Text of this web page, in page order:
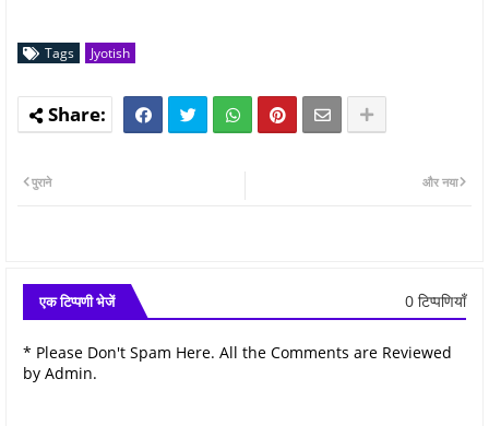
Tags Jyotish
और नया
पुराने
एक टिप्पणी भेजें 0 टिप्पणियाँ
* Please Don't Spam Here. All the Comments are Reviewed
by Admin.